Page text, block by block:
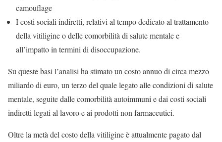
camouflage
I costi sociali indiretti, relativi al tempo dedicato al trattamento
della vitiligine o delle comorbilità di salute mentale e
all’impatto in termini di disoccupazione.
Su queste basi l’analisi ha stimato un costo annuo di circa mezzo
miliardo di euro, un terzo del quale legato alle condizioni di salute
mentale, seguite dalle comorbilità autoimmuni e dai costi sociali
indiretti legati al lavoro e ai prodotti non farmaceutici.
Oltre la metà del costo della vitiligine è attualmente pagato dal